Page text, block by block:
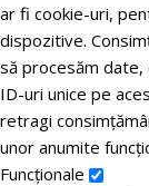
ar fi cookie-uri,
dispozitive.
să procesăm date,
ID-uri unice pe
retragi
unor anumite
Funcționale